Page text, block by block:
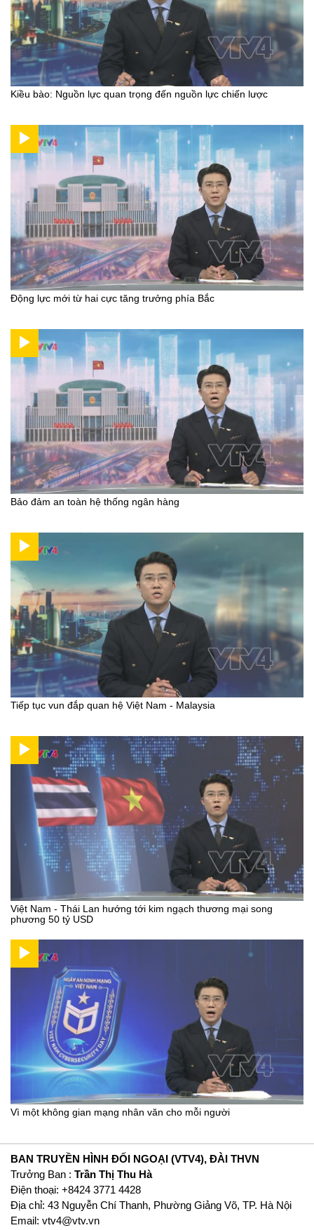
Kiều bào: Nguồn lực quan trọng đến nguồn lực chiến lược
Động lực mới từ hai cực tăng trưởng phía Bắc
Bảo đảm an toàn hệ thống ngân hàng
Tiếp tục vun đắp quan hệ Việt Nam - Malaysia
Việt Nam - Thái Lan hướng tới kim ngạch thương mại song
phương 50 tỷ USD
Vì một không gian mạng nhân văn cho mỗi người
BAN TRUYỀN HÌNH ĐỐI NGOẠI (VTV4), ĐÀI THVN
Trưởng Ban : Trần Thị Thu Hà
Ðiện thoại: +8424 3771 4428
Địa chỉ: 43 Nguyễn Chí Thanh, Phường Giảng Võ, TP. Hà Nội
Email: vtv4@vtv.vn